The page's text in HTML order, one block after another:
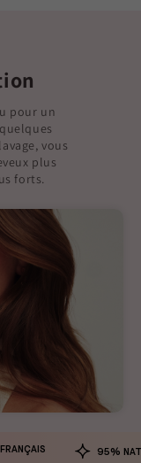
pour un
vous
plus
forts.
95%